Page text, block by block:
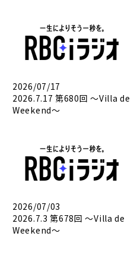
2026/07/17
2026.7.17 第680回 ～Villa de
Weekend～
2026/07/03
2026.7.3 第678回 ～Villa de
Weekend～